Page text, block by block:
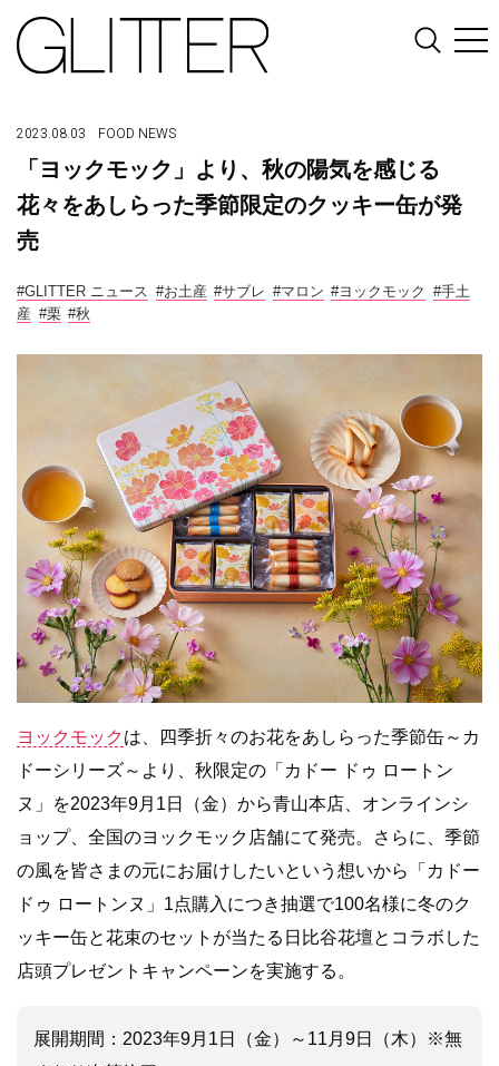
2023.08.03 FOOD NEWS
「ヨックモック」より、秋の陽気を感じる
花々をあしらった季節限定のクッキー缶が発
売
#GLITTER ニュース #お土産 #サブレ #マロン #ヨックモック #手土
産 #栗 #秋
ヨックモック は、四季折々のお花をあしらった季節缶～カ
ドーシリーズ～より、秋限定の「カドー ドゥ ロートン
ヌ」を2023年9月1日（金）から青山本店、オンラインシ
ョップ、全国のヨックモック店舗にて発売。さらに、季節
の風を皆さまの元にお届けしたいという想いから「カドー
ドゥ ロートンヌ」1点購入につき抽選で100名様に冬のク
ッキー缶と花束のセットが当たる日比谷花壇とコラボした
店頭プレゼントキャンペーンを実施する。
展開期間：2023年9月1日（金）～11月9日（木）※無